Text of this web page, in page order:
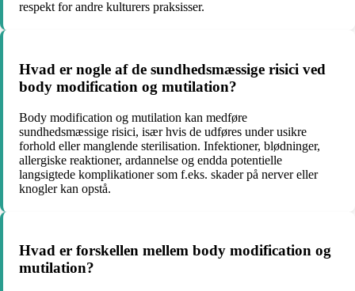
respekt for andre kulturers praksisser.
Hvad er nogle af de sundhedsmæssige risici ved
body modification og mutilation?
Body modification og mutilation kan medføre
sundhedsmæssige risici, især hvis de udføres under usikre
forhold eller manglende sterilisation. Infektioner, blødninger,
allergiske reaktioner, ardannelse og endda potentielle
langsigtede komplikationer som f.eks. skader på nerver eller
knogler kan opstå.
Hvad er forskellen mellem body modification og
mutilation?